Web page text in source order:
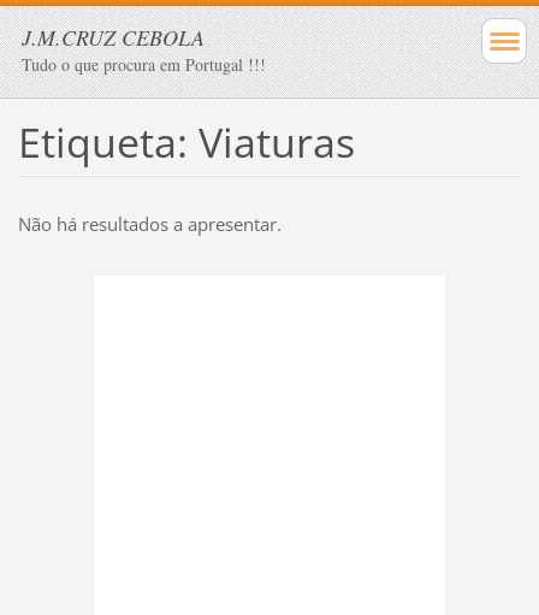
J.M.CRUZ CEBOLA
Tudo o que procura em Portugal !!!
Etiqueta: Viaturas
Não há resultados a apresentar.